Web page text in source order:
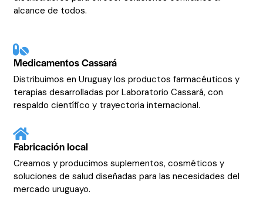
alcance de todos.
Medicamentos Cassará
Distribuimos en Uruguay los productos farmacéuticos y
terapias desarrolladas por Laboratorio Cassará, con
respaldo científico y trayectoria internacional.
Fabricación local
Creamos y producimos suplementos, cosméticos y
soluciones de salud diseñadas para las necesidades del
mercado uruguayo.